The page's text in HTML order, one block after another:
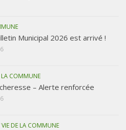
Municipal 2026 est arrivé !
LA COMMUNE
– Alerte renforcée
VIE DE LA COMMUNE